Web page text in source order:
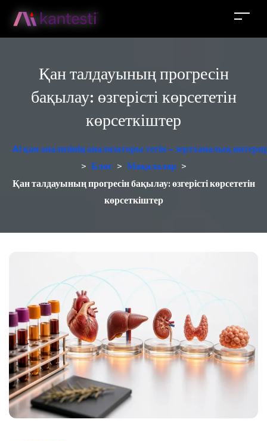
Қан талдауының прогресін
бақылау: өзгерісті көрсететін
көрсеткіштер
AI қан анализінің анализаторы тегін – зертханалық
> Блог > Мақалалар >
Қан талдауының прогресін бақылау: өзгерісті көрсететін
көрсеткіштер